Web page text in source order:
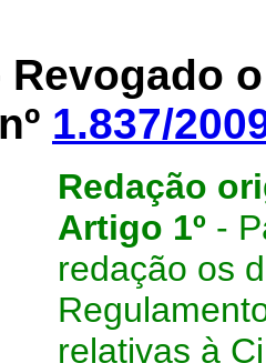
Revogado
1.837/
Redação
Artigo 1º -
redação os
relativas à